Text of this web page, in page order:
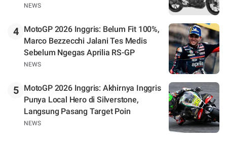
NEWS
4
MotoGP 2026 Inggris: Belum Fit 100%,
Marco Bezzecchi Jalani Tes Medis
Sebelum Ngegas Aprilia RS-GP
NEWS
5
MotoGP 2026 Inggris: Akhirnya Inggris
Punya Local Hero di Silverstone,
Langsung Pasang Target Poin
NEWS